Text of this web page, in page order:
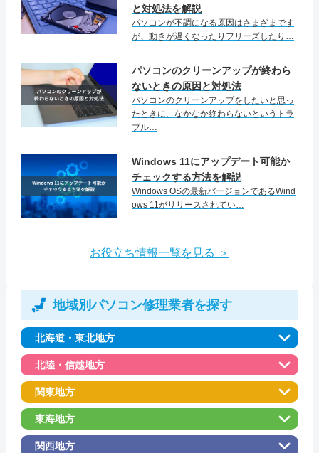
と対処法を解説
パソコンが不調になる原因はさまざまです
が、動きが遅くなったりフリーズしたり…
パソコンのクリーンアップが終わら
ないときの原因と対処法
パソコンのクリーンアップをしたいと思っ
たときに、なかなか終わらないというトラ
ブル…
Windows 11にアップデート可能か
チェックする方法を解説
Windows OSの最新バージョンであるWind
ows 11がリリースされてい…
お役立ち情報一覧を見る ＞
地域別パソコン修理業者を探す
北海道・東北地方
北陸・信越地方
関東地方
東海地方
関西地方